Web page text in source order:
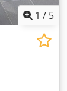
1 / 5